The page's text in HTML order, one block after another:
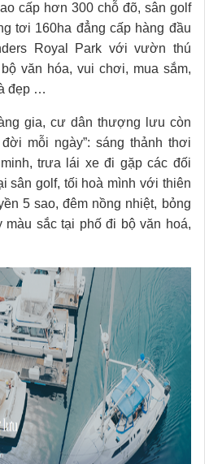
cấp hơn 300 chỗ đõ, sân golf
tơi 160ha đẳng cấp hàng đầu
Royal Park với vườn thú
văn hóa, vui chơi, mua sắm,
đẹp …
gia, cư dân thượng lưu còn
mỗi ngày”: sáng thảnh thơi
trưa lái xe đi gặp các đối
sân golf, tối hoà mình với thiên
5 sao, đêm nồng nhiệt, bỏng
màu sắc tại phố đi bộ văn hoá,